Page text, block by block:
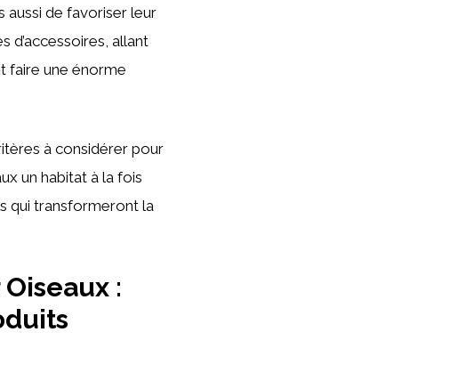
aussi de favoriser leur
d’accessoires, allant
faire une énorme
à considérer pour
un habitat à la fois
qui transformeront la
: